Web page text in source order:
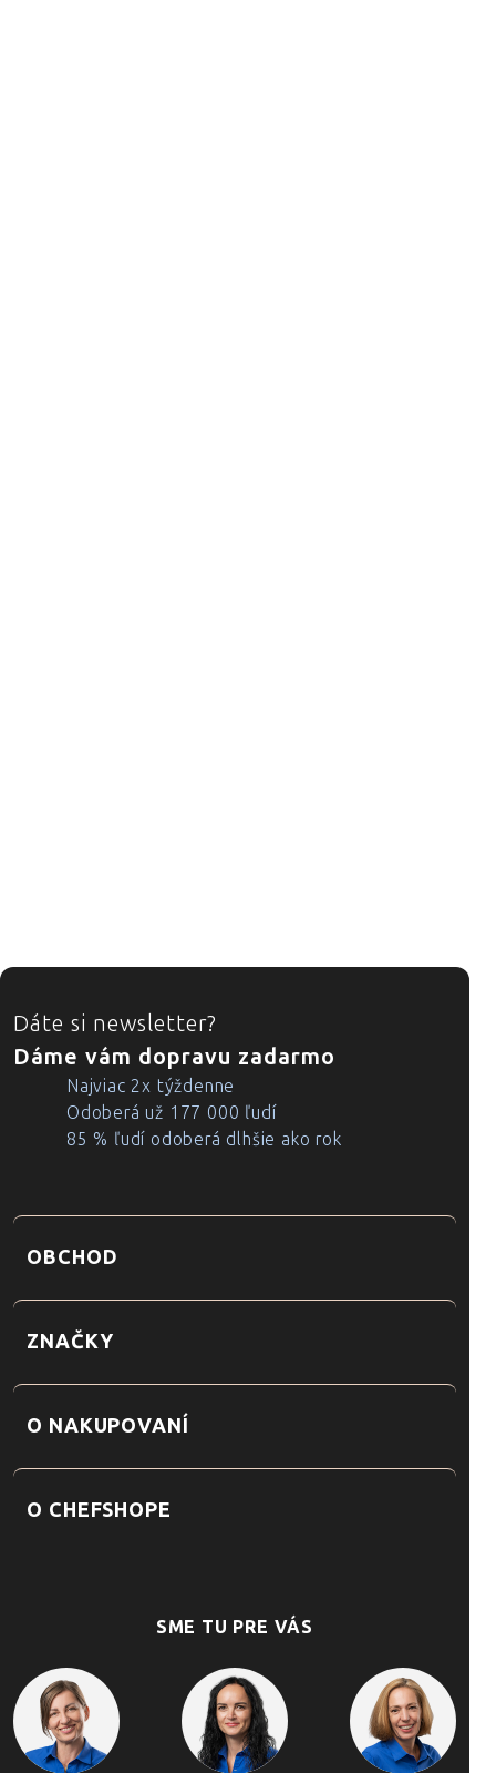
ZÁPÄTIE
Dáte si newsletter?
Dáme vám dopravu zadarmo
Najviac 2x týždenne
Odoberá už 177 000 ľudí
85 % ľudí odoberá dlhšie ako rok
OBCHOD
ZNAČKY
O NAKUPOVANÍ
O CHEFSHOPE
SME TU PRE VÁS